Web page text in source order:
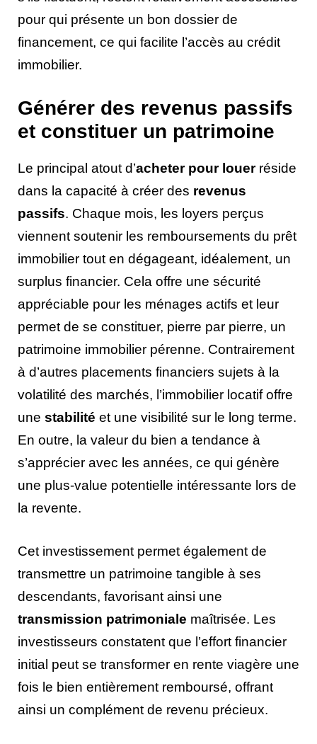
pour qui présente un bon dossier de
financement, ce qui facilite l’accès au crédit
immobilier.
Générer des revenus passifs
et constituer un patrimoine
Le principal atout d’acheter pour louerréside
dans la capacité à créer des revenus
passifs. Chaque mois, les loyers perçus
viennent soutenir les remboursements du prêt
immobilier tout en dégageant, idéalement, un
surplus financier. Cela offre une sécurité
appréciable pour les ménages actifs et leur
permet de se constituer, pierre par pierre, un
patrimoine immobilier pérenne. Contrairement
à d’autres placements financiers sujets à la
volatilité des marchés, l’immobilier locatif offre
une stabilité et une visibilité sur le long terme.
En outre, la valeur du bien a tendance à
s’apprécier avec les années, ce qui génère
une plus-value potentielle intéressante lors de
la revente.
Cet investissement permet également de
transmettre un patrimoine tangible à ses
descendants, favorisant ainsi une
transmission patrimoniale maîtrisée. Les
investisseurs constatent que l’effort financier
initial peut se transformer en rente viagère une
fois le bien entièrement remboursé, offrant
ainsi un complément de revenu précieux.